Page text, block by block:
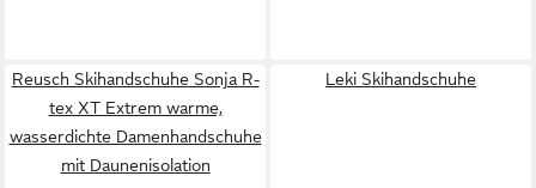
Reusch Skihandschuhe Sonja R-
tex XT Extrem warme,
wasserdichte Damenhandschuhe
mit Daunenisolation
Leki Skihandschuhe